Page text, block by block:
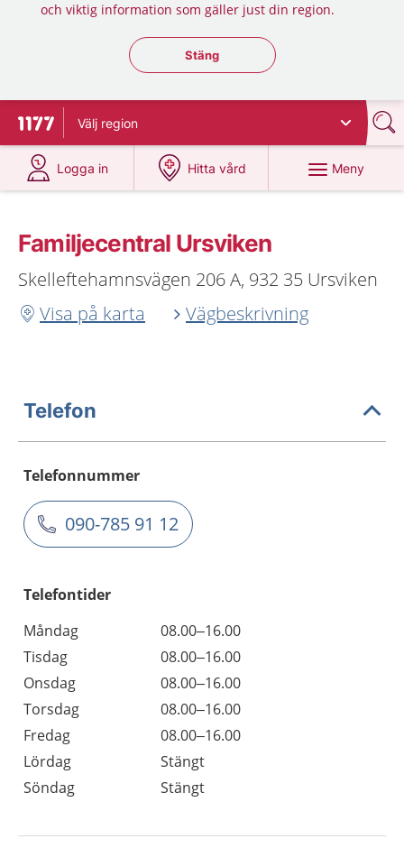
och viktig information som gäller just din region.
Stäng regionsväljaren
Stäng
Till startsidan för 1177
Välj region
Logga in
på 1177.se
Hitta vård
på 1177.se
Meny
Familjecentral Ursviken
Skelleftehamnsvägen 206 A, 932 35 Ursviken
Visa på karta
Vägbeskrivning
Telefon
Telefonnummer
090-785 91 12
Telefontider
Måndag
08.00–16.00
Tisdag
08.00–16.00
Onsdag
08.00–16.00
Torsdag
08.00–16.00
Fredag
08.00–16.00
Lördag
Stängt
Söndag
Stängt